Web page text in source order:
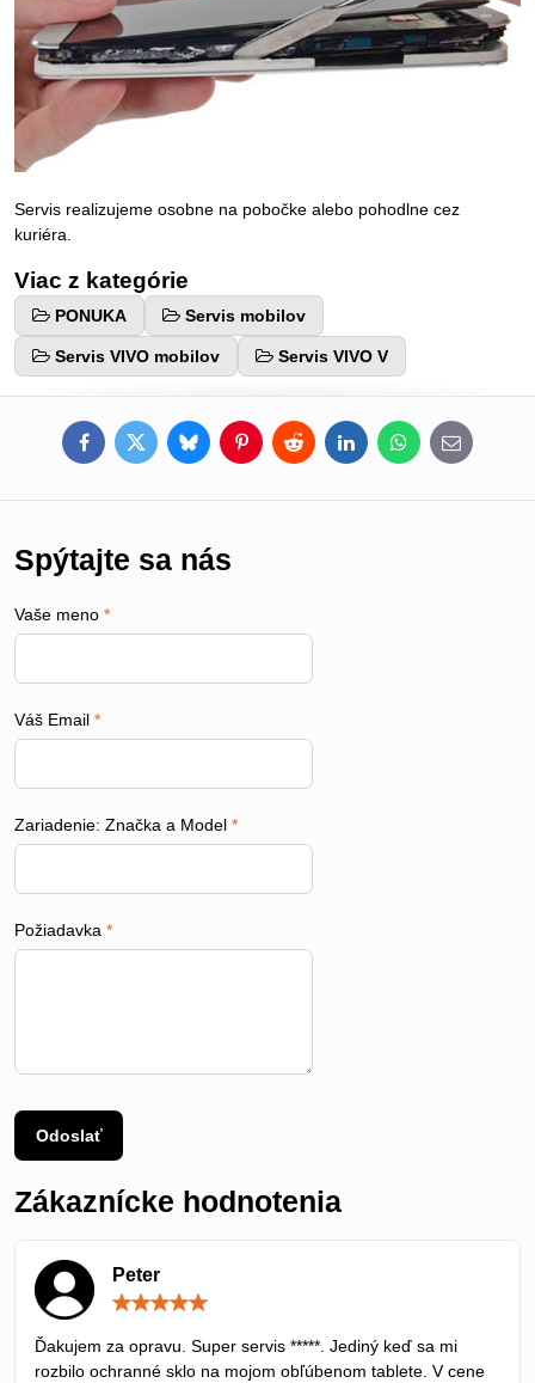
Servis realizujeme osobne na pobočke alebo pohodlne cez
kuriéra.
Viac z kategórie
PONUKA Servis mobilov
Servis VIVO mobilov Servis VIVO V
FacebookTwitterBlueskyPinterestRedditLinkedInWhatsApp
E-
mail
Spýtajte sa nás
Vaše meno *
Váš Email *
Zariadenie: Značka a Model *
Požiadavka *
Odoslať
Zákaznícke hodnotenia
Peter
5
Ďakujem za opravu. Super servis *****. Jediný keď sa mi
rozbilo ochranné sklo na mojom obľúbenom tablete. V cene